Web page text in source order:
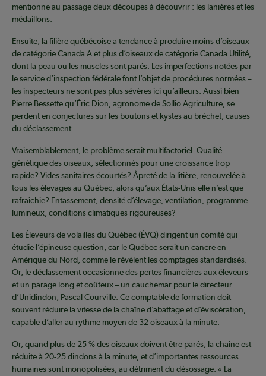
mentionne au passage deux découpes à découvrir : les lanières et les
médaillons.
Ensuite, la filière québécoise a tendance à produire moins d’oiseaux
de catégorie Canada A et plus d’oiseaux de catégorie Canada Utilité,
dont la peau ou les muscles sont parés. Les imperfections notées par
le service d’inspection fédérale font l’objet de procédures normées –
les inspecteurs ne sont pas plus sévères ici qu’ailleurs. Aussi bien
Pierre Bessette qu’Éric Dion, agronome de Sollio Agriculture, se
perdent en conjectures sur les boutons et kystes au bréchet, causes
du déclassement.
Vraisemblablement, le problème serait multifactoriel. Qualité
génétique des oiseaux, sélectionnés pour une croissance trop
rapide? Vides sanitaires écourtés? Âpreté de la litière, renouvelée à
tous les élevages au Québec, alors qu’aux États-Unis elle n’est que
rafraîchie? Entassement, densité d’élevage, ventilation, programme
lumineux, conditions climatiques rigoureuses?
Les Éleveurs de volailles du Québec (ÉVQ) dirigent un comité qui
étudie l’épineuse question, car le Québec serait un cancre en
Amérique du Nord, comme le révèlent les comptages standardisés.
Or, le déclassement occasionne des pertes financières aux éleveurs
et un parage long et coûteux – un cauchemar pour le directeur
d’Unidindon, Pascal Courville. Ce comptable de formation doit
souvent réduire la vitesse de la chaîne d’abattage et d’éviscération,
capable d’aller au rythme moyen de 32 oiseaux à la minute.
Or, quand plus de 25 % des oiseaux doivent être parés, la chaîne est
réduite à 20-25 dindons à la minute, et d’importantes ressources
humaines sont monopolisées, au détriment du désossage. « La